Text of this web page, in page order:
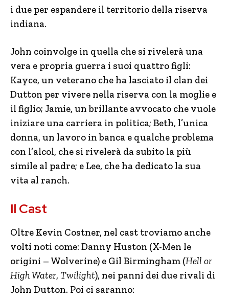
i due per espandere il territorio della riserva
indiana.
John coinvolge in quella che si rivelerà una
vera e propria guerra i suoi quattro figli:
Kayce, un veterano che ha lasciato il clan dei
Dutton per vivere nella riserva con la moglie e
il figlio; Jamie, un brillante avvocato che vuole
iniziare una carriera in politica; Beth, l’unica
donna, un lavoro in banca e qualche problema
con l’alcol, che si rivelerà da subito la più
simile al padre; e Lee, che ha dedicato la sua
vita al ranch.
Il Cast
Oltre Kevin Costner, nel cast troviamo anche
volti noti come: Danny Huston (X-Men le
origini – Wolverine) e Gil Birmingham (Hell or
High Water, Twilight), nei panni dei due rivali di
John Dutton. Poi ci saranno: